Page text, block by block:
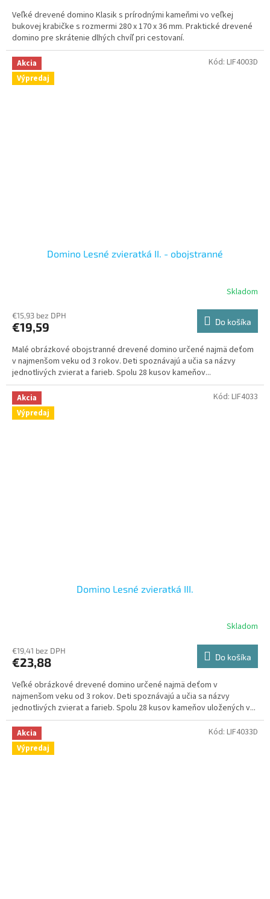
Veľké drevené domino Klasik s prírodnými kameňmi vo veľkej
bukovej krabičke s rozmermi 280 x 170 x 36 mm. Praktické drevené
domino pre skrátenie dlhých chvíľ pri cestovaní.
Akcia
Výpredaj
Domino Lesné zvieratká II. - obojstranné
Skladom
€15,93 bez DPH
€19,59 Do košíka
Malé obrázkové obojstranné drevené domino určené najmä deťom
v najmenšom veku od 3 rokov. Deti spoznávajú a učia sa názvy
jednotlivých zvierat a farieb. Spolu 28 kusov kameňov...
Kód: LIF4003D
Akcia
Výpredaj
Domino Lesné zvieratká III.
Skladom
€19,41 bez DPH
€23,88 Do košíka
Veľké obrázkové drevené domino určené najmä deťom v
najmenšom veku od 3 rokov. Deti spoznávajú a učia sa názvy
jednotlivých zvierat a farieb. Spolu 28 kusov kameňov uložených v...
Kód: LIF4033
Akcia
Výpredaj
Kód: LIF4033D